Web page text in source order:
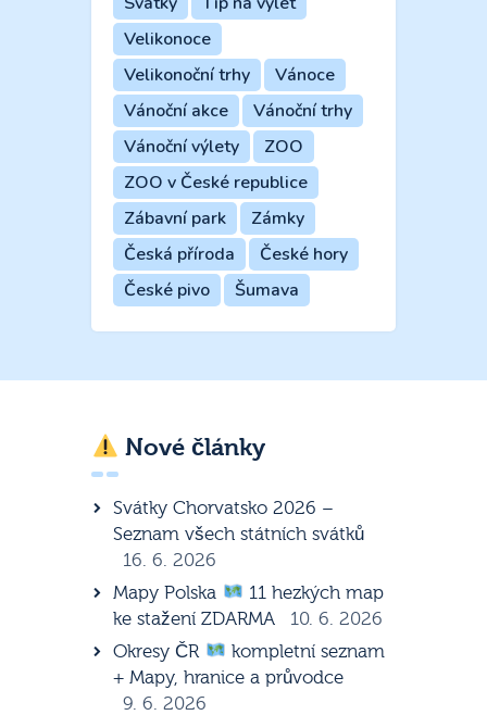
Velikonoce
Velikonoční trhy
Vánoce
Vánoční akce
Vánoční trhy
Vánoční výlety
ZOO
ZOO v České republice
Zábavní park
Zámky
Česká příroda
České hory
České pivo
Šumava
Nové články
Svátky Chorvatsko 2026 –
Seznam všech státních svátků
16. 6. 2026
Mapy Polska
11 hezkých map
ke stažení ZDARMA
10. 6. 2026
Okresy ČR
kompletní seznam
+ Mapy, hranice a průvodce
9. 6. 2026